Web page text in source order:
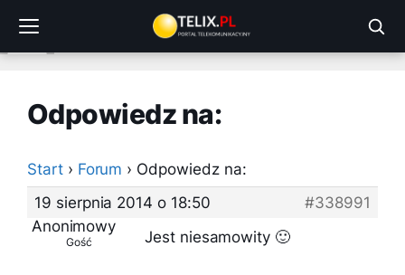
treści
Odpowiedz na:
Start › Forum › Odpowiedz na:
19 sierpnia 2014 o 18:50
#338991
Anonimowy
Gość Jest niesamowity 🙂